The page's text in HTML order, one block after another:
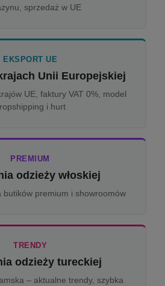
sprzedaż w UE
EKSPORT UE
Unii Europejskiej
UE, faktury VAT 0%, model
i hurt
PREMIUM
odzieży włoskiej
butików premium i showroomów
TRENDY
odzieży tureckiej
– aktualne trendy, szybka